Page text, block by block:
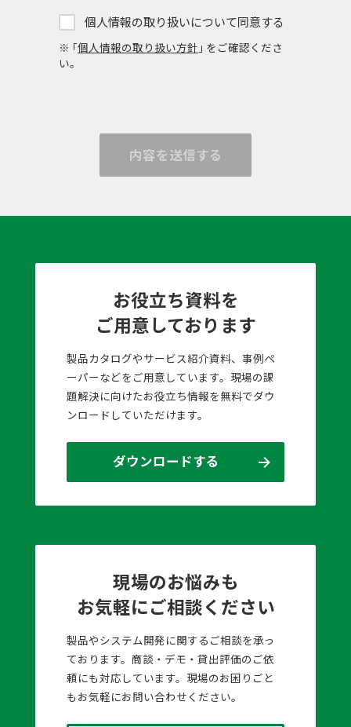
個人情報の取り扱いについて同意する
※ ｢個人情報の取り扱い方針 ｣ をご確認くださ
い。
内容を送信する
お役立ち資料を
ご用意しております
製品カタログやサービス紹介資料、事例ペ
ーパーなどをご用意しています。現場の課
題解決に向けたお役立ち情報を無料でダウ
ンロードしていただけます。
ダウンロードする
現場のお悩みも
お気軽にご相談ください
製品やシステム開発に関するご相談を承っ
ております。商談・デモ・貸出評価のご依
頼にも対応しています。現場のお困りごと
もお気軽にお問い合わせください。